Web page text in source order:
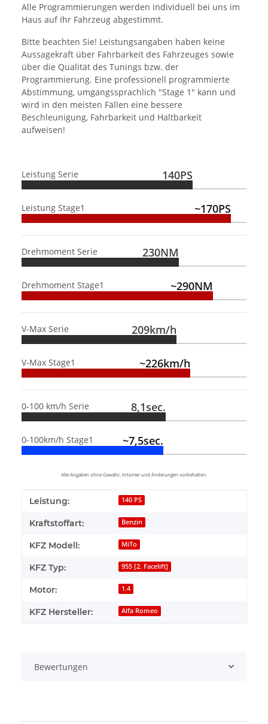
Alle Programmierungen werden individuell bei uns im
Haus auf Ihr Fahrzeug abgestimmt.
Bitte beachten Sie! Leistungsangaben haben keine
Aussagekraft über Fahrbarkeit des Fahrzeuges sowie
über die Qualität des Tunings bzw. der
Programmierung. Eine professionell programmierte
Abstimmung, umgangssprachlich "Stage 1" kann und
wird in den meisten Fällen eine bessere
Beschleunigung, Fahrbarkeit und Haltbarkeit
aufweisen!
Leistung Serie 140PS
Leistung Stage1 ~170PS
Drehmoment Serie 230NM
Drehmoment Stage1 ~290NM
V-Max Serie 209km/h
V-Max Stage1 ~226km/h
0-100 km/h Serie 8,1sec.
0-100km/h Stage1 ~7,5sec.
Alle Angaben ohne Gewähr, Irrtümer und Änderungen vorbehalten.
Produkteigenschaft
Wert
Leistung: 140 PS
Kraftstoffart: Benzin
KFZ Modell: MiTo
KFZ Typ: 955 [2. Facelift]
Motor: 1.4
KFZ Hersteller: Alfa Romeo
Bewertungen